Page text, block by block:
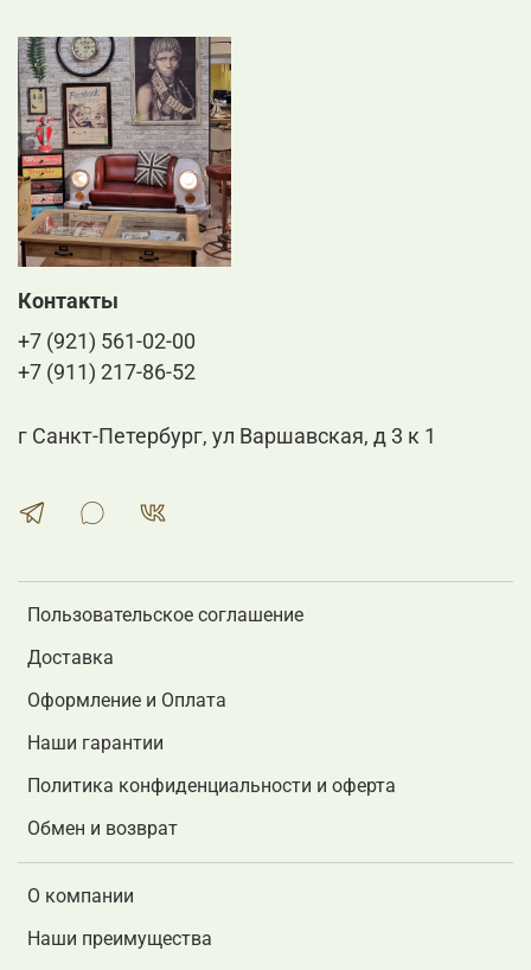
Пользовательское соглашение
Доставка
Оформление и Оплата
Наши гарантии
Политика конфиденциальности и оферта
Обмен и возврат
О компании
Наши преимущества
Контакты
+7 (921) 561-02-00
+7 (911) 217-86-52
г Санкт-Петербург, ул Варшавская, д 3 к 1